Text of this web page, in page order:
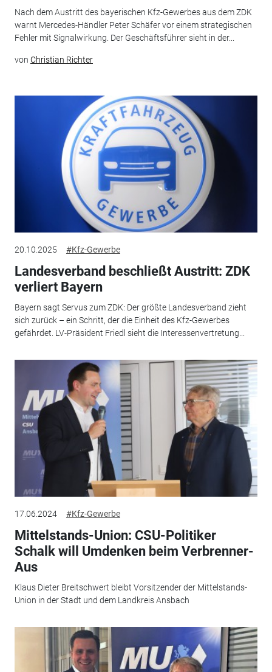
Nach dem Austritt des bayerischen Kfz-Gewerbes aus dem ZDK
warnt Mercedes-Händler Peter Schäfer vor einem strategischen
Fehler mit Signalwirkung. Der Geschäftsführer sieht in der...
von Christian Richter
20.10.2025 #Kfz-Gewerbe
Landesverband beschließt Austritt: ZDK
verliert Bayern
Bayern sagt Servus zum ZDK: Der größte Landesverband zieht
sich zurück – ein Schritt, der die Einheit des Kfz-Gewerbes
gefährdet. LV-Präsident Friedl sieht die Interessenvertretung...
17.06.2024 #Kfz-Gewerbe
Mittelstands-Union: CSU-Politiker
Schalk will Umdenken beim Verbrenner-
Aus
Klaus Dieter Breitschwert bleibt Vorsitzender der Mittelstands-
Union in der Stadt und dem Landkreis Ansbach